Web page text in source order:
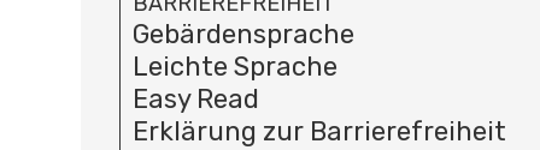
Gebärdensprache
Leichte Sprache
Easy Read
Erklärung zur Barrierefreiheit